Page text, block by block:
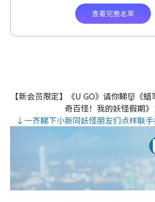
【新会员限定】《U GO》请你睇👹《
奇百怪！我的妖怪假期》
↓一齐睇下小新同妖怪朋友们点样联